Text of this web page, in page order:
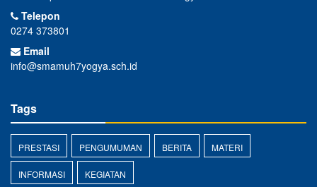
Telepon
0274 373801
Email
info@smamuh7yogya.sch.id
Tags
PRESTASI PENGUMUMAN BERITA MATERI
INFORMASI KEGIATAN